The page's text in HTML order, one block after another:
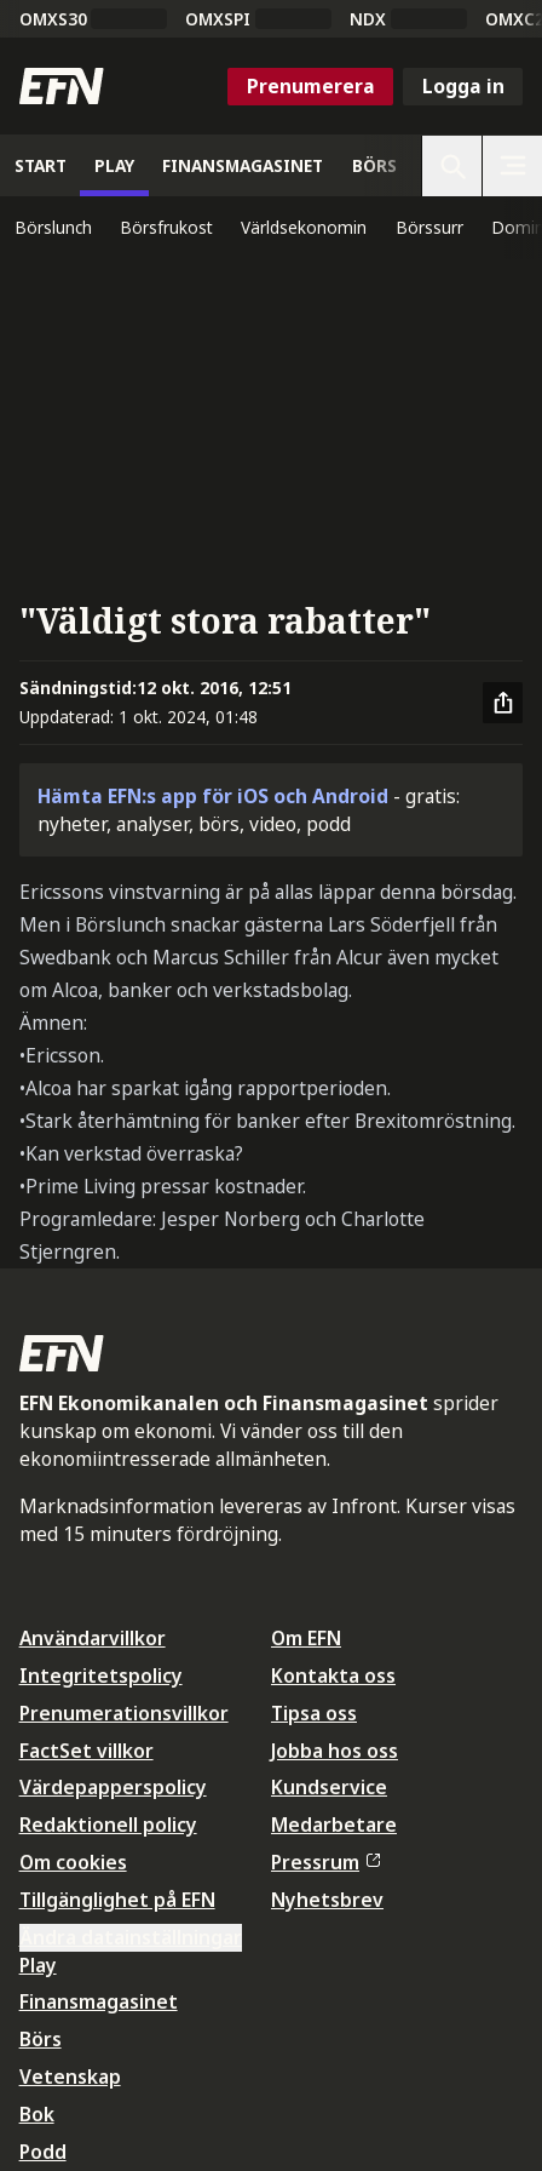
OMXS30 OMXSPI NDX
Prenumerera Logga in
START PLAY FINANSMAGASINET BÖRS
Börslunch Börsfrukost Världsekonomin Börssurr
"Väldigt stora rabatter"
Sändningstid:12 okt. 2016, 12:51
Uppdaterad: 1 okt. 2024, 01:48
Hämta EFN:s app för iOS och Android - gratis:
nyheter, analyser, börs, video, podd
Ericssons vinstvarning är på allas läppar denna börsdag.
Men i Börslunch snackar gästerna Lars Söderfjell från
Swedbank och Marcus Schiller från Alcur även mycket
om Alcoa, banker och verkstadsbolag.
Ämnen:
•Ericsson.
•Alcoa har sparkat igång rapportperioden.
•Stark återhämtning för banker efter Brexitomröstning.
•Kan verkstad överraska?
•Prime Living pressar kostnader.
Programledare: Jesper Norberg och Charlotte
Stjerngren.
EFN Ekonomikanalen och Finansmagasinet sprider
kunskap om ekonomi. Vi vänder oss till den
ekonomiintresserade allmänheten.
Marknadsinformation levereras av Infront. Kurser visas
med 15 minuters fördröjning.
Användarvillkor
Integritetspolicy
Prenumerationsvillkor
FactSet villkor
Värdepapperspolicy
Redaktionell policy
Om cookies
Tillgänglighet på EFN
Om EFN
Kontakta oss
Tipsa oss
Jobba hos oss
Kundservice
Medarbetare
Pressrum
Nyhetsbrev
Play
Finansmagasinet
Börs
Vetenskap
Bok
Podd